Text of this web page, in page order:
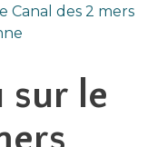
Canal des 2 mers
sur le